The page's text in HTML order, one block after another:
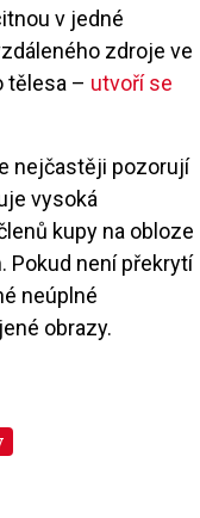
v jedné
zdroje ve
tělesa – utvoří se
nejčastěji pozorují
vysoká
kupy na obloze
Pokud není překrytí
neúplné
obrazy.